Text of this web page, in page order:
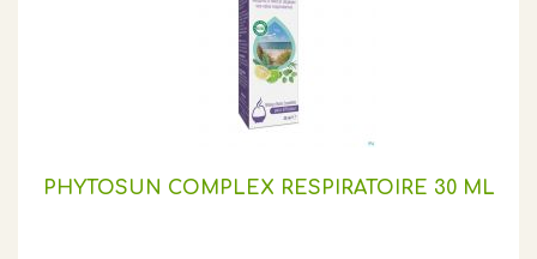
PHYTOSUN COMPLEX RESPIRATOIRE 30 ML